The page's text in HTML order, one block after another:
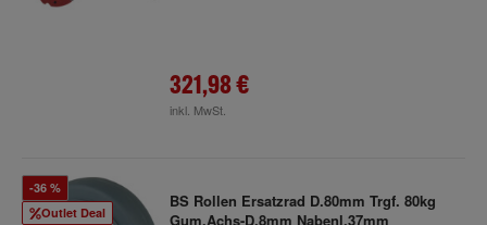
321,98 €
inkl. MwSt.
Outlet Deal
-36 %
BS Rollen Ersatzrad D.80mm Trgf. 80kg
Gum.Achs-D.8mm Nabenl.37mm